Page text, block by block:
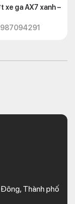
xe ga AX7 xanh –
Thành phố